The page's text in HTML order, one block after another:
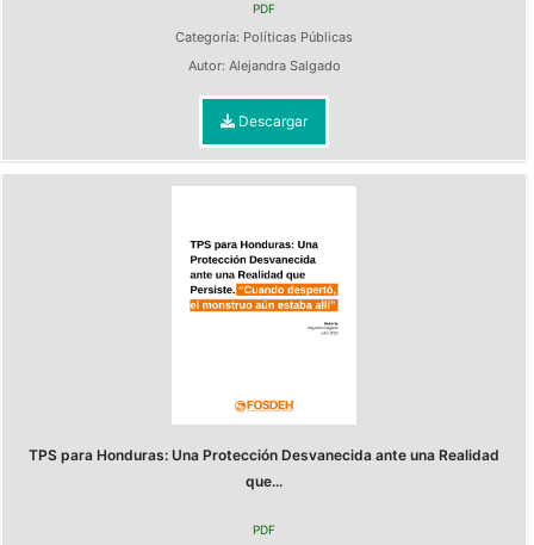
PDF
Categoría: Políticas Públicas
Autor: Alejandra Salgado
Descargar
TPS para Honduras: Una Protección Desvanecida ante una Realidad
que...
PDF